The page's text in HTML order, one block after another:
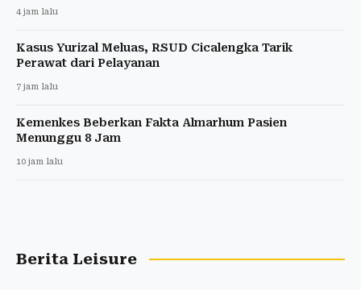
4 jam lalu
Kasus Yurizal Meluas, RSUD Cicalengka Tarik
Perawat dari Pelayanan
7 jam lalu
Kemenkes Beberkan Fakta Almarhum Pasien
Menunggu 8 Jam
10 jam lalu
Berita Leisure